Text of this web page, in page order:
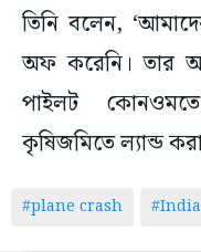
তিনি বলেন,
অফ করেনি। তার
পাইলট
কৃষিজমিতে ল্যান্ড
#plane crash